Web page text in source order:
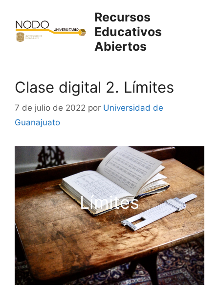
contenido
Recursos
Educativos
Abiertos
Clase digital 2. Límites
7 de julio de 2022 por Universidad de
Guanajuato
Límites